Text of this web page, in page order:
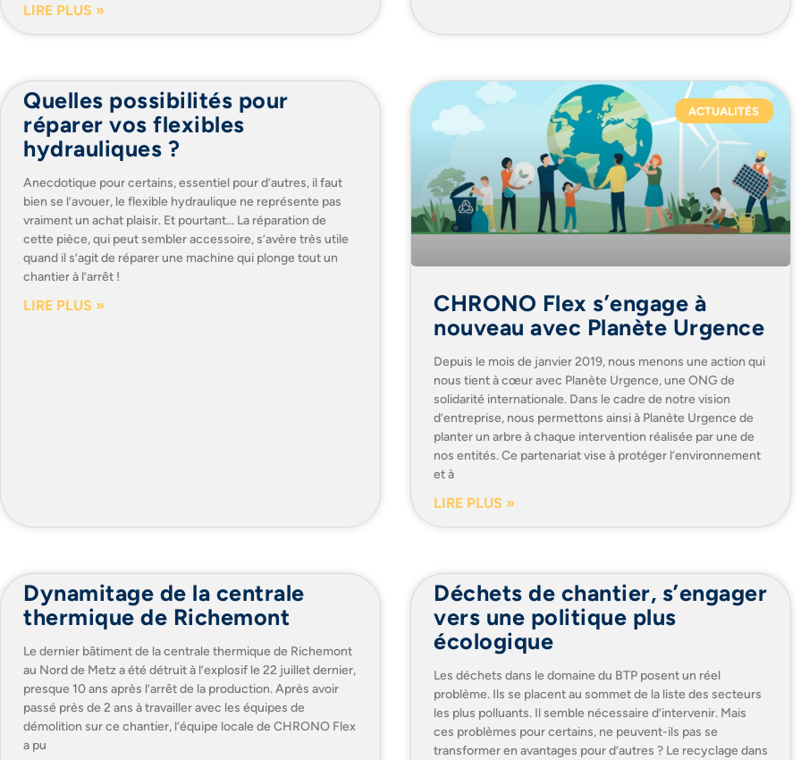
LIRE PLUS »
Quelles possibilités pour
réparer vos flexibles
hydrauliques ?
Anecdotique pour certains, essentiel pour d’autres, il faut
bien se l’avouer, le flexible hydraulique ne représente pas
vraiment un achat plaisir. Et pourtant… La réparation de
cette pièce, qui peut sembler accessoire, s’avère très utile
quand il s’agit de réparer une machine qui plonge tout un
chantier à l’arrêt !
LIRE PLUS »
ACTUALITÉS
CHRONO Flex s’engage à
nouveau avec Planète Urgence
Depuis le mois de janvier 2019, nous menons une action qui
nous tient à cœur avec Planète Urgence, une ONG de
solidarité internationale. Dans le cadre de notre vision
d’entreprise, nous permettons ainsi à Planète Urgence de
planter un arbre à chaque intervention réalisée par une de
nos entités. Ce partenariat vise à protéger l’environnement
et à
LIRE PLUS »
Dynamitage de la centrale
thermique de Richemont
Le dernier bâtiment de la centrale thermique de Richemont
au Nord de Metz a été détruit à l’explosif le 22 juillet dernier,
presque 10 ans après l’arrêt de la production. Après avoir
passé près de 2 ans à travailler avec les équipes de
démolition sur ce chantier, l’équipe locale de CHRONO Flex
a pu
Déchets de chantier, s’engager
vers une politique plus
écologique
Les déchets dans le domaine du BTP posent un réel
problème. Ils se placent au sommet de la liste des secteurs
les plus polluants. Il semble nécessaire d’intervenir. Mais
ces problèmes pour certains, ne peuvent-ils pas se
transformer en avantages pour d’autres ? Le recyclage dans